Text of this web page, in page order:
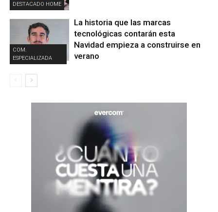
DESTACADO HOME
COM.
ESPECIALIZADA
La historia que las marcas
tecnológicas contarán esta
Navidad empieza a construirse en
verano